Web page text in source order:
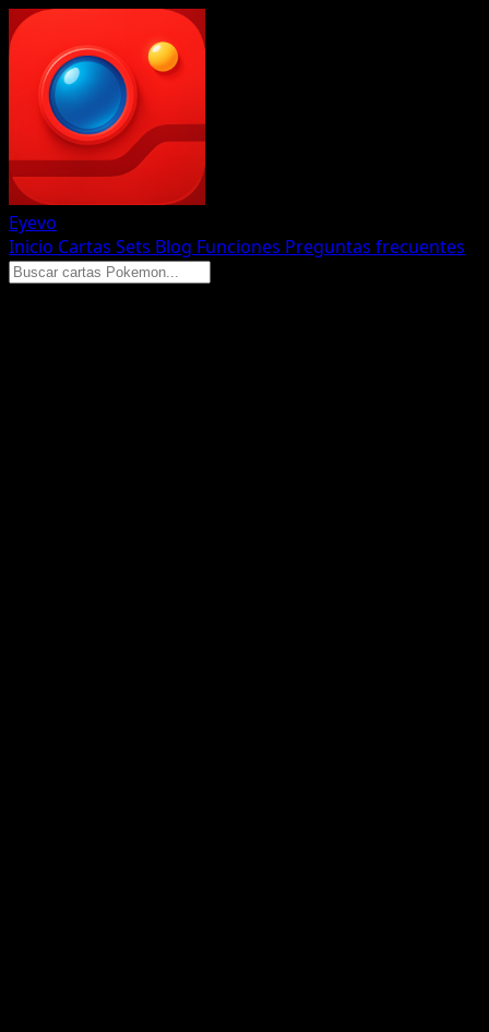
Eyevo
Inicio Cartas Sets Blog Funciones Preguntas frecuentes